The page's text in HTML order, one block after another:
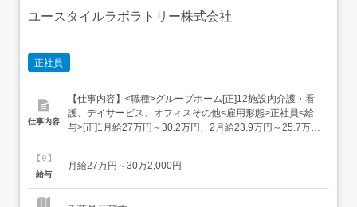
ユースタイルラボラトリー株式会社
正社員
仕事内容
【仕事内容】<職種>グループホーム[正]12施設内介護・看
護、デイサービス、オフィスその他<雇用形態>正社員<給
与>[正]1月給27万円～30.2万円、2月給23.9万円～25.7万円
交通費:全額支給 車通勤OK(勤務地による)1実務者研修、介
修の資格をお持ちの方 無資格でも約6カ月ほどで実務者研
給与
月給27万円～30万2,000円